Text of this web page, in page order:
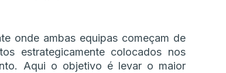
onde ambas equipas começam de
estrategicamente colocados nos
Aqui o objetivo é levar o maior